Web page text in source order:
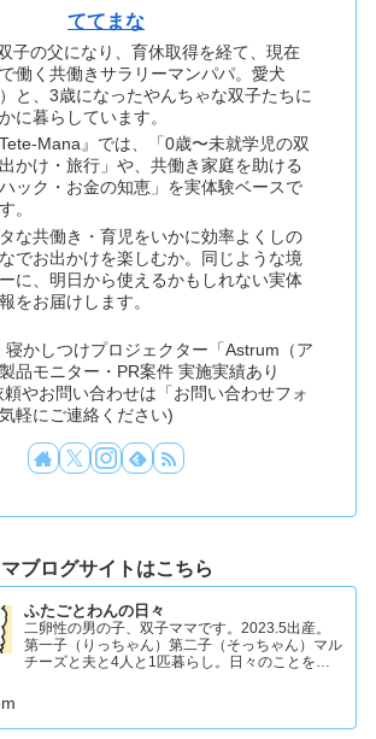
ててまな
子の父になり、育休取得を経て、現在
働く共働きサラリーマンパパ。愛犬
）と、3歳になったやんちゃな双子たちに
に暮らしています。
Mana』では、「0歳〜未就学児の双
かけ・旅行」や、共働き家庭を助ける
ハック・お金の知恵」を実体験ベースで
。
な共働き・育児をいかに効率よくしの
でお出かけを楽しむか。同じような境
に、明日から使えるかもしれない実体
をお届けします。
寝かしつけプロジェクター「Astrum（ア
品モニター・PR案件 実施実績あり
やお問い合わせは「お問い合わせフォ
軽にご連絡ください)
ブログサイトはこちら
ふたごとわんの日々
二卵性の男の子、双子ママです。2023.5出産。
第一子（りっちゃん）第二子（そっちゃん）マル
チーズと夫と4人と1匹暮らし。日々のことを忘